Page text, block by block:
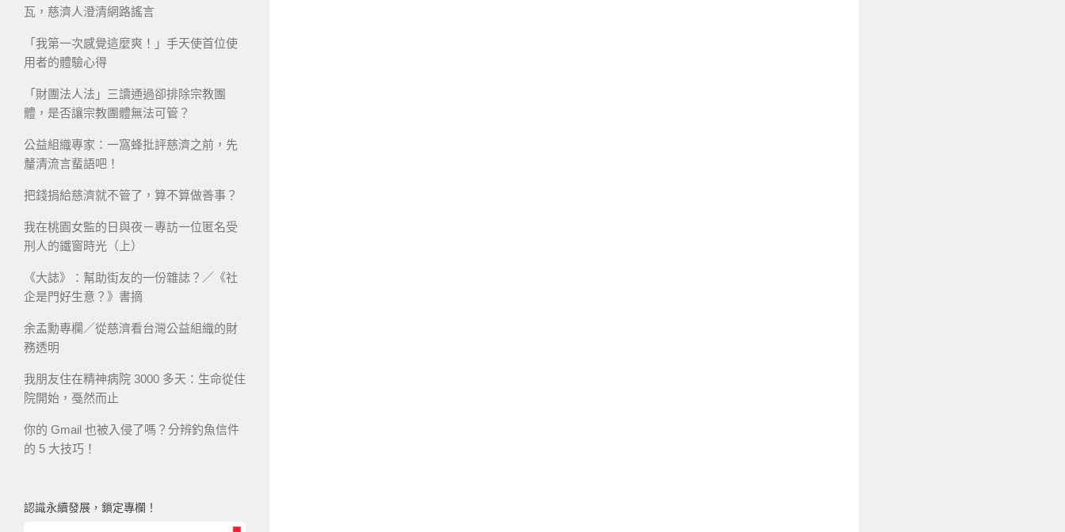
瓦，慈濟人澄清網路謠言
「我第一次感覺這麼爽！」手天使首位使
用者的體驗心得
「財團法人法」三讀通過卻排除宗教團
體，是否讓宗教團體無法可管？
公益組織專家：一窩蜂批評慈濟之前，先
釐清流言蜚語吧！
把錢捐給慈濟就不管了，算不算做善事？
我在桃園女監的日與夜－專訪一位匿名受
刑人的鐵窗時光（上）
《大誌》：幫助街友的一份雜誌？／《社
企是門好生意？》書摘
余孟勳專欄／從慈濟看台灣公益組織的財
務透明
我朋友住在精神病院 3000 多天：生命從住
院開始，戞然而止
你的 Gmail 也被入侵了嗎？分辨釣魚信件
的 5 大技巧！
認識永續發展，鎖定專欄！